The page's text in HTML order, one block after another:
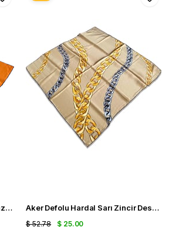
La Boutique Az Hatalı Turuncu Yazı Desen Sura İpek Eşarp 30080 Aker Defolu Hardal Sarı Zincir Desen Sura İpek Eşarp 34028
$ 25.00
$ 52.78